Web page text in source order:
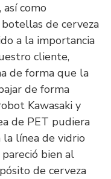
así como
de cerveza
a la importancia
cliente,
de forma que la
de forma
Kawasaki y
de PET pudiera
línea de vidrio
bien al
de cerveza